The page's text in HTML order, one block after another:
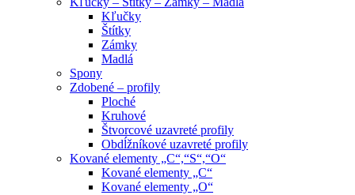
Kľučky
Štítky
Zámky
Madlá
Spony
Zdobené – profily
Ploché
Kruhové
Štvorcové uzavreté profily
Obdĺžníkové uzavreté profily
Kované elementy „C“,“S“,“O“
Kované elementy „C“
Kované elementy „O“